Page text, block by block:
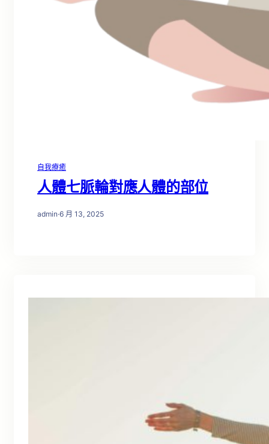
自我療癒
人體七脈輪對應人體的部位
admin·6 月 13, 2025